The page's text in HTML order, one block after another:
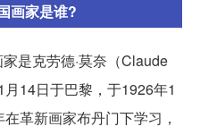
画家是谁?
是克劳德·莫奈（Claude
14日于巴黎，于1926年1
革新画家布丹门下学习，